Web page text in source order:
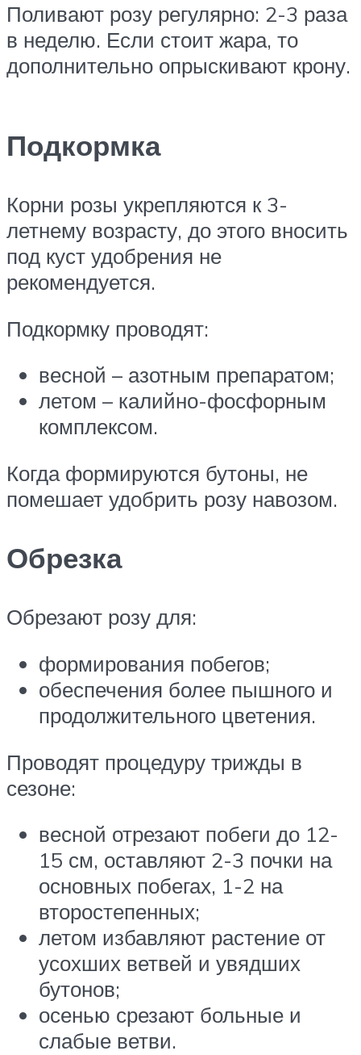
Поливают розу регулярно: 2-3 раза
в неделю. Если стоит жара, то
дополнительно опрыскивают крону.
Подкормка
Корни розы укрепляются к 3-
летнему возрасту, до этого вносить
под куст удобрения не
рекомендуется.
Подкормку проводят:
весной – азотным препаратом;
летом – калийно-фосфорным
комплексом.
Когда формируются бутоны, не
помешает удобрить розу навозом.
Обрезка
Обрезают розу для:
формирования побегов;
обеспечения более пышного и
продолжительного цветения.
Проводят процедуру трижды в
сезоне:
весной отрезают побеги до 12-
15 см, оставляют 2-3 почки на
основных побегах, 1-2 на
второстепенных;
летом избавляют растение от
усохших ветвей и увядших
бутонов;
осенью срезают больные и
слабые ветви.